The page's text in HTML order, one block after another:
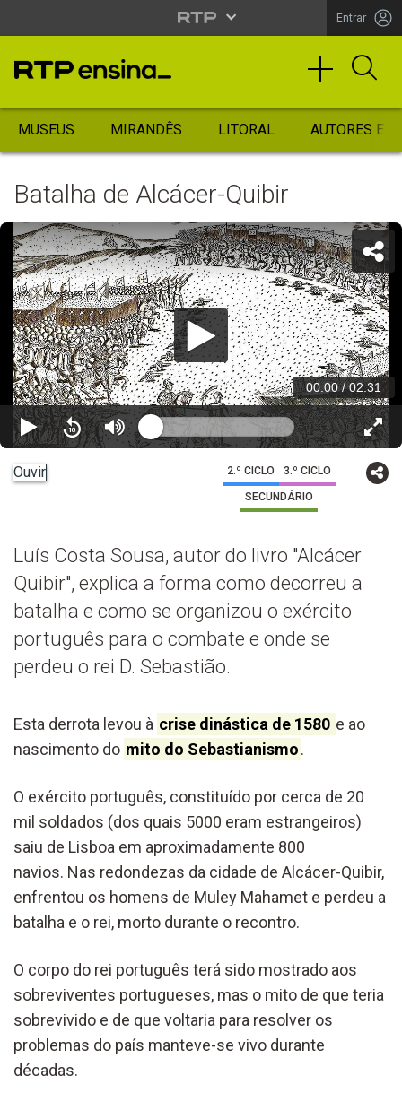
Entrar
MUSEUS MIRANDÊS LITORAL AUTORES
Batalha de Alcácer-Quibir
00:00 / 02:31
Ouvir 2.º CICLO 3.º CICLO
SECUNDÁRIO
Luís Costa Sousa, autor do livro "Alcácer
Quibir", explica a forma como decorreu a
batalha e como se organizou o exército
português para o combate e onde se
perdeu o rei D. Sebastião.
Esta derrota levou à crise dinástica de 1580 e ao
nascimento do mito do Sebastianismo.
O exército português, constituído por cerca de 20
mil soldados (dos quais 5000 eram estrangeiros)
saiu de Lisboa em aproximadamente 800
navios. Nas redondezas da cidade de Alcácer-Quibir,
enfrentou os homens de Muley Mahamet e perdeu a
batalha e o rei, morto durante o recontro.
O corpo do rei português terá sido mostrado aos
sobreviventes portugueses, mas o mito de que teria
sobrevivido e de que voltaria para resolver os
problemas do país manteve-se vivo durante
décadas.